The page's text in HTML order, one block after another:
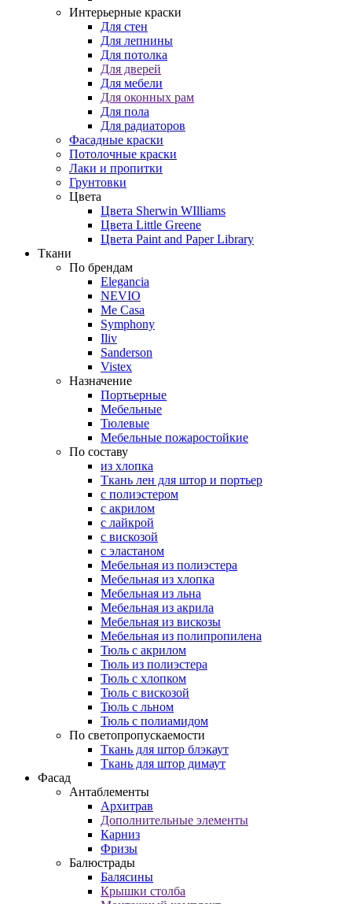
Интерьерные краски
Для стен
Для лепнины
Для потолка
Для дверей
Для мебели
Для оконных рам
Для пола
Для радиаторов
Фасадные краски
Потолочные краски
Лаки и пропитки
Грунтовки
Цвета
Цвета Sherwin WIlliams
Цвета Little Greene
Цвета Paint and Paper Library
Ткани
По брендам
Elegancia
NEVIO
Me Casa
Symphony
Iliv
Sanderson
Vistex
Назначение
Портьерные
Мебельные
Тюлевые
Мебельные пожаростойкие
По составу
из хлопка
Ткань лен для штор и портьер
с полиэстером
с акрилом
с лайкрой
с вискозой
с эластаном
Мебельная из полиэстера
Мебельная из хлопка
Мебельная из льна
Мебельная из акрила
Мебельная из вискозы
Мебельная из полипропилена
Тюль с акрилом
Тюль из полиэстера
Тюль с хлопком
Тюль с вискозой
Тюль с льном
Тюль с полиамидом
По светопропускаемости
Ткань для штор блэкаут
Ткань для штор димаут
Фасад
Антаблементы
Архитрав
Дополнительные элементы
Карниз
Фризы
Балюстрады
Балясины
Крышки столба